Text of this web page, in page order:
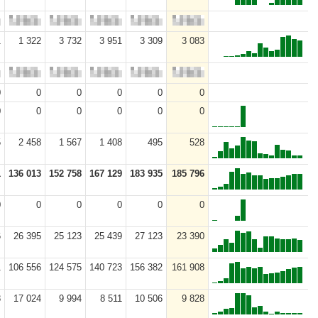
1 322 3 732 3 951 3 309 3 083
0 0 0 0
0
0 0 0 0 0
2 458 1 567 1 408 495 528
136 013 152 758 167 129 183 935 185 796
0 0 0 0 0
26 395 25 123 25 439 27 123 23 390
106 556 124 575 140 723 156 382 161 908
17 024 9 994 8 511 10 506 9 828